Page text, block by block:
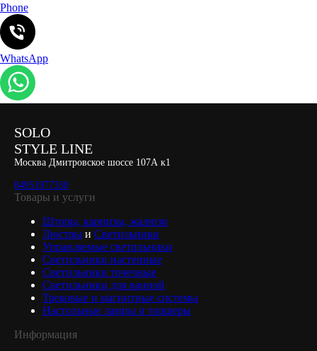
Phone
WhatsApp
SOLO
STYLE LINE
Москва Дмитровское шоссе 107А к1
84951977330
Товары и услуги
Шторы, карнизы, жалюзи
Люстры и Светильники
Управляемые светильники
Светильники настенные
Светильники точечные
Светильники для ванной
Трековые и магнитные системы
Настольные лампы и торшеры
Информация